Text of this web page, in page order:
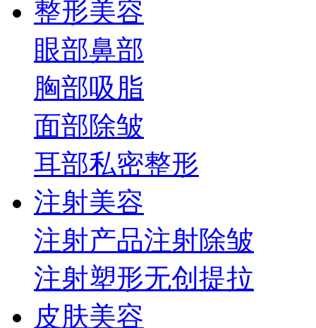
整形美容
眼部鼻部
胸部吸脂
面部除皱
耳部私密整形
注射美容
注射产品注射除皱
注射塑形无创提拉
皮肤美容